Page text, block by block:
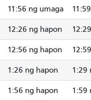
11:56 ng umaga
12:26 ng hapon
12:56 ng hapon
1:26 ng hapon 1:29
1:56 ng hapon 1:59